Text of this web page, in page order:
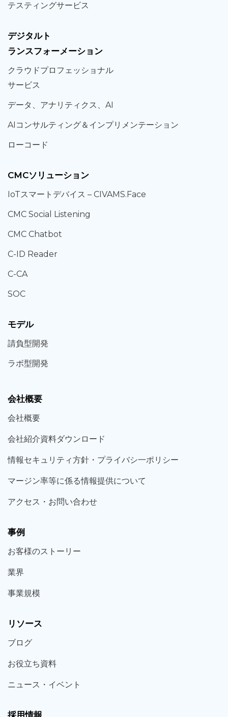
テスティングサービス
デジタルト
ランスフォーメーション
クラウドプロフェッショナル
サービス
データ、 アナリティクス、 AI
AIコンサルティング＆ インプリメンテーション
ローコード
CMCソリューション
IoTスマートデバイス – CIVAMS.Face
CMC Social Listening
CMC Chatbot
C-ID Reader
C-CA
SOC
モデル
請負型開発
ラボ型開発
会社概要
会社概要
会社紹介資料ダウンロード
情報セキュリティ方針・プライバシ一ポリシー
マージン率等に係る情報提供について
アクセス・お問い合わせ
事例
お客様のストーリー
業界
事業規模
リソース
ブログ
お役立ち資料
ニュース・ イベント